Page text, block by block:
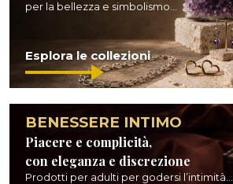
per la bellezza e simbolismo...
Esplora le collezioni
BENESSERE INTIMO
Piacere e complicità,
con eleganza e discrezione
Prodotti per adulti per godersi l’intimità...